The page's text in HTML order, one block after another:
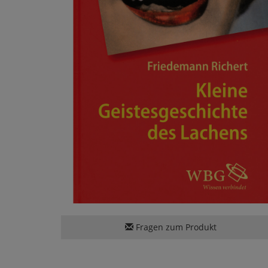
Fragen zum Produkt